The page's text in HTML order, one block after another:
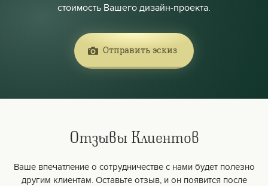
стоимость Вашего дизайн-проекта.
Отправить эскиз
Отзывы Клиентов
Ваше впечатление о сотрудничестве с нами будет полезно
другим клиентам. Оставьте отзыв, и он появится после